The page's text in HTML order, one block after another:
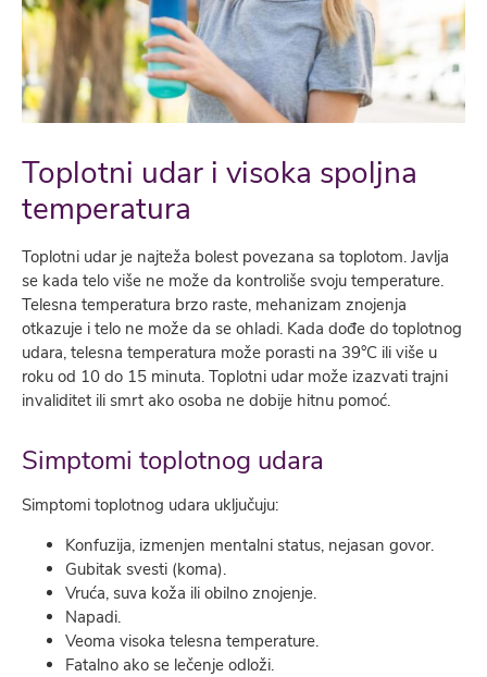
Toplotni udar i visoka spoljna
temperatura
Toplotni udar je najteža bolest povezana sa toplotom. Javlja
se kada telo više ne može da kontroliše svoju temperature.
Telesna temperatura brzo raste, mehanizam znojenja
otkazuje i telo ne može da se ohladi. Kada dođe do toplotnog
udara, telesna temperatura može porasti na 39°C ili više u
roku od 10 do 15 minuta. Toplotni udar može izazvati trajni
invaliditet ili smrt ako osoba ne dobije hitnu pomoć.
Simptomi toplotnog udara
Simptomi toplotnog udara uključuju:
Konfuzija, izmenjen mentalni status, nejasan govor.
Gubitak svesti (koma).
Vruća, suva koža ili obilno znojenje.
Napadi.
Veoma visoka telesna temperature.
Fatalno ako se lečenje odloži.